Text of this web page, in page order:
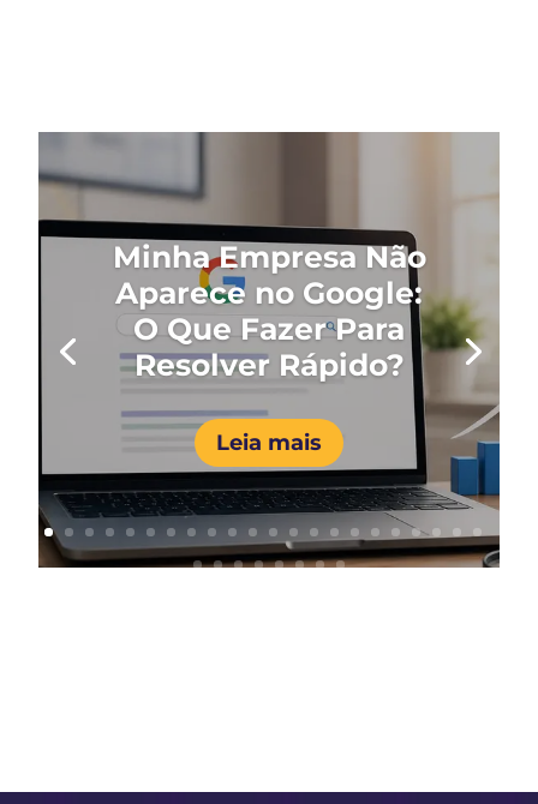
Minha Empresa Não
Aparece no Google:
O Que Fazer Para
Resolver Rápido?
Leia mais